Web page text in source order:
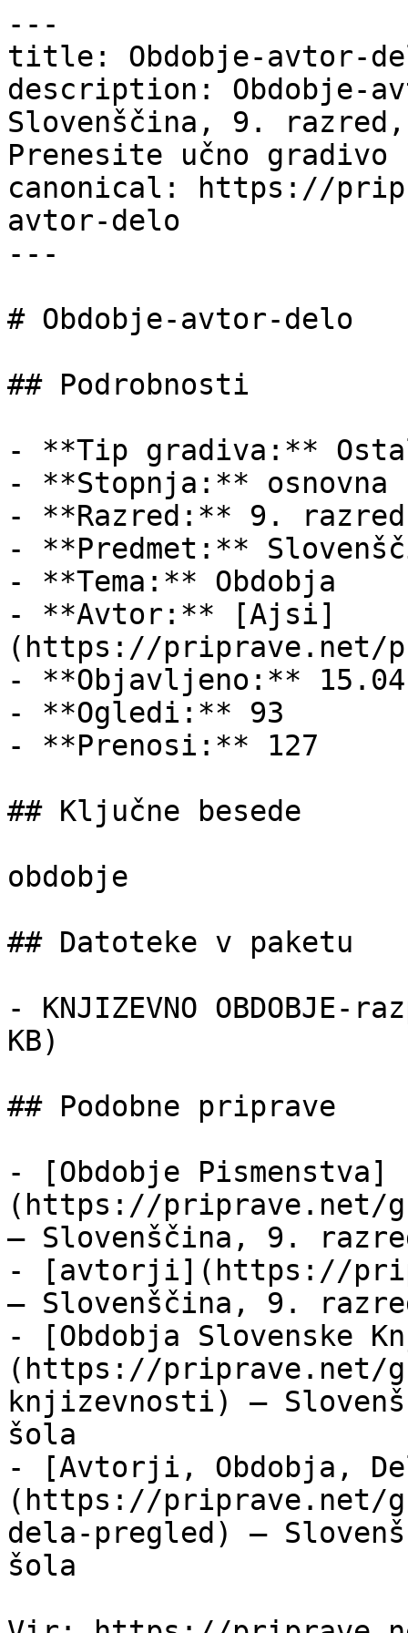
---
title: Obdobje-avtor-
description: Obdobje-
Slovenščina, 9.
Prenesite učno
canonical: https://
avtor-delo
---
# Obdobje-avtor-delo
## Podrobnosti
- **Tip gradiva:**
- **Stopnja:** osnovna
- **Razred:** 9. razred
- **Predmet:**
- **Tema:** Obdobja
- **Avtor:** [Ajsi]
(https://
- **Objavljeno:**
- **Ogledi:** 93
- **Prenosi:** 127
## Ključne besede
obdobje
## Datoteke v paketu
- KNJIZEVNO
KB)
## Podobne priprave
- [Obdobje Pismenstva]
(https://priprave.net/
— Slovenščina, 9.
- [avtorji](https://
— Slovenščina, 9.
- [Obdobja Slovenske
(https://priprave.net/
knjizevnosti) —
šola
- [Avtorji, Obdobja,
(https://priprave.net/
dela-pregled) —
šola